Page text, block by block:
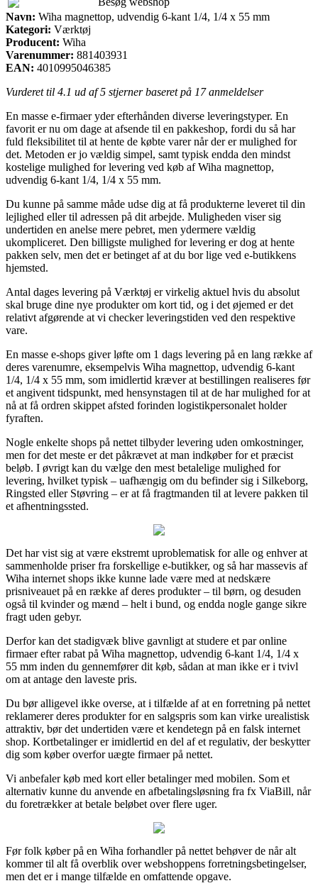
Navn: Wiha magnettop, udvendig 6-kant 1/4, 1/4 x 55 mm
Kategori: Værktøj
Producent: Wiha
Varenummer: 881403931
EAN: 4010995046385
Vurderet til 4.1 ud af 5 stjerner baseret på 17anmeldelser
En masse e-firmaer yder efterhånden diverse leveringstyper. En
favorit er nu om dage at afsende til en pakkeshop, fordi du så har
fuld fleksibilitet til at hente de købte varer når der er mulighed for
det. Metoden er jo vældig simpel, samt typisk endda den mindst
kostelige mulighed for levering ved køb af Wiha magnettop,
udvendig 6-kant 1/4, 1/4 x 55 mm.
Du kunne på samme måde udse dig at få produkterne leveret til din
lejlighed eller til adressen på dit arbejde. Muligheden viser sig
undertiden en anelse mere pebret, men ydermere vældig
ukompliceret. Den billigste mulighed for levering er dog at hente
pakken selv, men det er betinget af at du bor lige ved e-butikkens
hjemsted.
Antal dages levering på Værktøj er virkelig aktuel hvis du absolut
skal bruge dine nye produkter om kort tid, og i det øjemed er det
relativt afgørende at vi checker leveringstiden ved den respektive
vare.
En masse e-shops giver løfte om 1 dags levering på en lang række af
deres varenumre, eksempelvis Wiha magnettop, udvendig 6-kant
1/4, 1/4 x 55 mm, som imidlertid kræver at bestillingen realiseres før
et angivent tidspunkt, med hensynstagen til at de har mulighed for at
nå at få ordren skippet afsted forinden logistikpersonalet holder
fyraften.
Nogle enkelte shops på nettet tilbyder levering uden omkostninger,
men for det meste er det påkrævet at man indkøber for et præcist
beløb. I øvrigt kan du vælge den mest betalelige mulighed for
levering, hvilket typisk – uafhængig om du befinder sig i Silkeborg,
Ringsted eller Støvring – er at få fragtmanden til at levere pakken til
et afhentningssted.
Det har vist sig at være ekstremt uproblematisk for alle og enhver at
sammenholde priser fra forskellige e-butikker, og så har massevis af
Wiha internet shops ikke kunne lade være med at nedskære
prisniveauet på en række af deres produkter – til børn, og desuden
også til kvinder og mænd – helt i bund, og endda nogle gange sikre
fragt uden gebyr.
Derfor kan det stadigvæk blive gavnligt at studere et par online
firmaer efter rabat på Wiha magnettop, udvendig 6-kant 1/4, 1/4 x
55 mm inden du gennemfører dit køb, sådan at man ikke er i tvivl
om at antage den laveste pris.
Du bør alligevel ikke overse, at i tilfælde af at en forretning på nettet
reklamerer deres produkter for en salgspris som kan virke urealistisk
attraktiv, bør det undertiden være et kendetegn på en falsk internet
shop. Kortbetalinger er imidlertid en del af et regulativ, der beskytter
dig som køber overfor uægte firmaer på nettet.
Vi anbefaler køb med kort eller betalinger med mobilen. Som et
alternativ kunne du anvende en afbetalingsløsning fra fx ViaBill, når
du foretrækker at betale beløbet over flere uger.
Før folk køber på en Wiha forhandler på nettet behøver de når alt
kommer til alt få overblik over webshoppens forretningsbetingelser,
men det er i mange tilfælde en omfattende opgave.